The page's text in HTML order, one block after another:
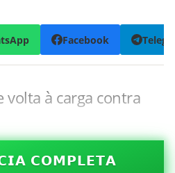
Facebook
volta à carga contra
𝗖𝗢𝗠𝗣𝗟𝗘𝗧𝗔